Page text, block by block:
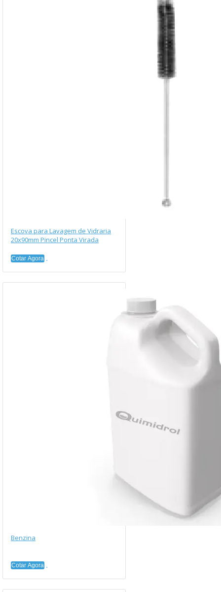
Escova para Lavagem de Vidraria
20x90mm Pincel Ponta Virada
Cotar Agora
Benzina
Cotar Agora